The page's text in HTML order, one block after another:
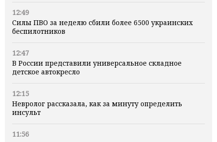
12:49
Силы ПВО за неделю сбили более 6500 украинских
беспилотников
12:47
В России представили универсальное складное
детское автокресло
12:15
Невролог рассказала, как за минуту определить
инсульт
11:56